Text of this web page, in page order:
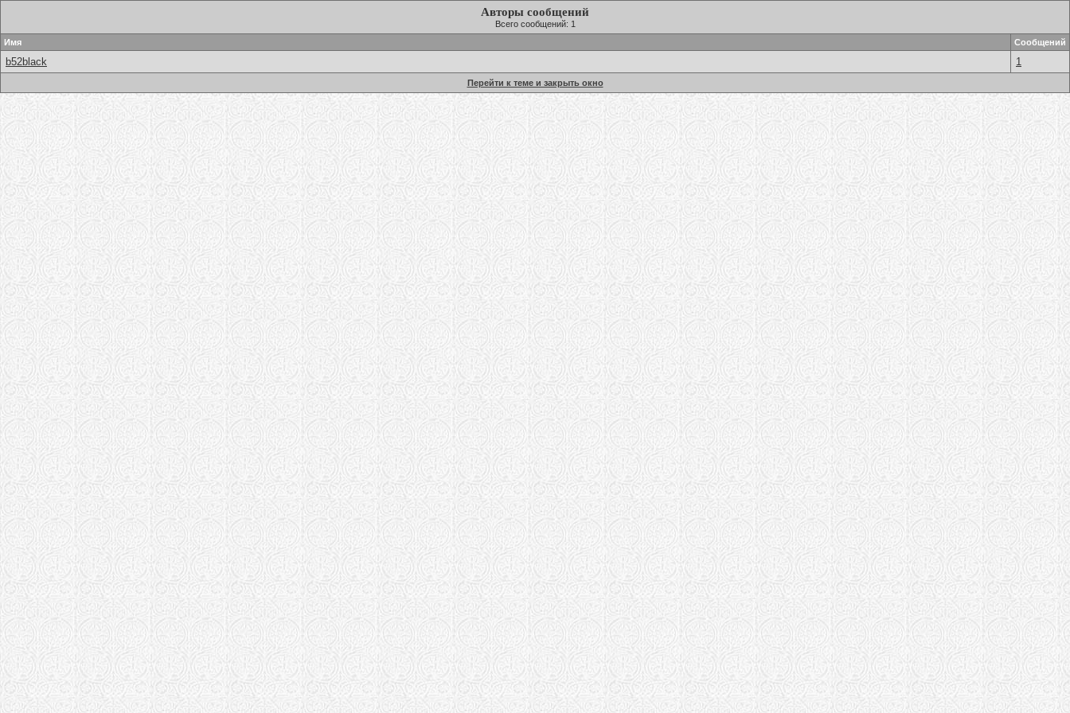
Авторы сообщений
Всего сообщений: 1
Имя
Сообщений
b52black 1
Перейти к теме и закрыть окно